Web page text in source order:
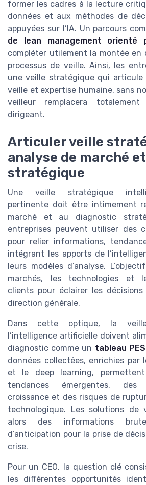
former les cadres à la lecture
données et aux méthodes de
appuyées sur l’IA. Un parcours
de lean management orienté
compléter utilement la montée en
processus de veille. Ainsi, les
une veille stratégique qui articule
veille et expertise humaine, sans
veilleur remplacera
dirigeant.
Articuler veille
analyse de marché
stratégique
Une veille stratégique
pertinente doit être intimement
marché et au diagnostic
entreprises peuvent utiliser des
pour relier informations,
intégrant les apports de
leurs modèles d’analyse.
marchés, les technologies et
clients pour éclairer les
direction générale.
Dans cette optique, la
l’intelligence artificielle doivent
diagnostic comme un tableau
données collectées, enrichies par
et le deep learning,
tendances émergentes,
croissance et des risques de
technologique. Les solutions de
alors des informations
d’anticipation pour la prise de
crise.
Pour un CEO, la question clé
les différentes opportunités